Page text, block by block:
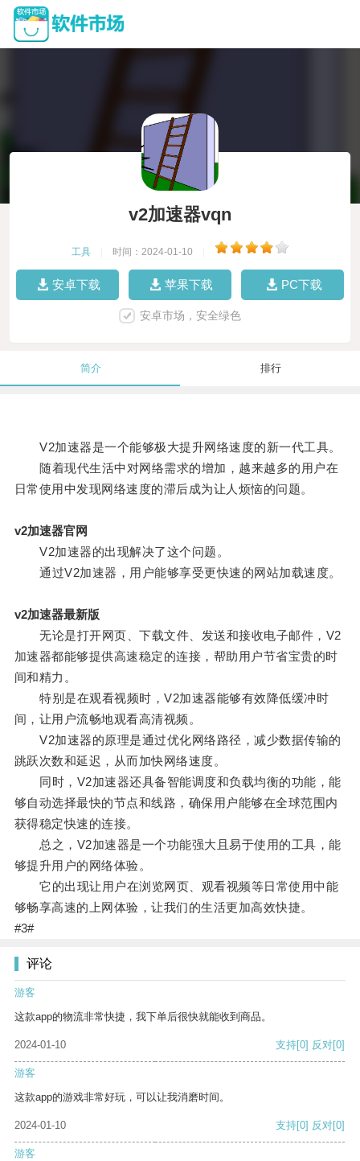
v2加速器vqn
工具 时间：2024-01-10
安卓下载 苹果下载 PC下载
安卓市场，安全绿色
简介 排行
V2加速器是一个能够极大提升网络速度的新一代工具。
随着现代生活中对网络需求的增加，越来越多的用户在
日常使用中发现网络速度的滞后成为让人烦恼的问题。
v2加速器官网
V2加速器的出现解决了这个问题。
通过V2加速器，用户能够享受更快速的网站加载速度。
v2加速器最新版
无论是打开网页、下载文件、发送和接收电子邮件，V2
加速器都能够提供高速稳定的连接，帮助用户节省宝贵的时
间和精力。
特别是在观看视频时，V2加速器能够有效降低缓冲时
间，让用户流畅地观看高清视频。
V2加速器的原理是通过优化网络路径，减少数据传输的
跳跃次数和延迟，从而加快网络速度。
同时，V2加速器还具备智能调度和负载均衡的功能，能
够自动选择最快的节点和线路，确保用户能够在全球范围内
获得稳定快速的连接。
总之，V2加速器是一个功能强大且易于使用的工具，能
够提升用户的网络体验。
它的出现让用户在浏览网页、观看视频等日常使用中能
够畅享高速的上网体验，让我们的生活更加高效快捷。
#3#
评论
游客
这款app的物流非常快捷，我下单后很快就能收到商品。
2024-01-10 支持[0] 反对[0]
游客
这款app的游戏非常好玩，可以让我消磨时间。
2024-01-10 支持[0] 反对[0]
游客